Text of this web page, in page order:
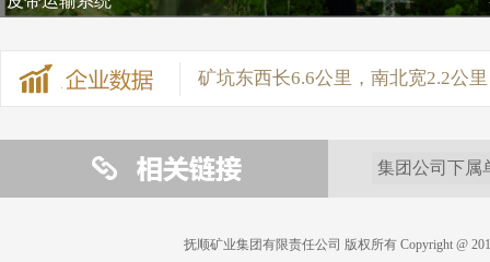
矿坑东西长6.6公里，南北宽2.2公
抚顺矿业集团有限责任公司 版权所有 Copyright @